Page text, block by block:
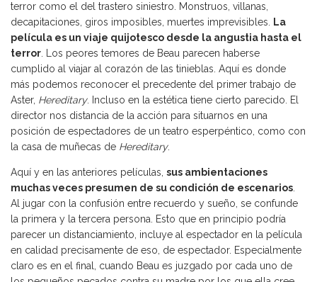
terror como el del trastero siniestro. Monstruos, villanas,
decapitaciones, giros imposibles, muertes imprevisibles.
La
película es un viaje quijotesco desde la angustia hasta el
terror . Los peores temores de Beau parecen haberse
cumplido al viajar al corazón de las tinieblas. Aquí es donde
más podemos reconocer el precedente del primer trabajo de
Aster, Hereditary. Incluso en la estética tiene cierto parecido. El
director nos distancia de la acción para situarnos en una
posición de espectadores de un teatro esperpéntico, como con
la casa de muñecas de Hereditary.
Aquí y en las anteriores películas, sus ambientaciones
muchas veces presumen de su condición de escenarios
Al jugar con la confusión entre recuerdo y sueño, se confunde
la primera y la tercera persona. Esto que en principio podría
parecer un distanciamiento, incluye al espectador en la película
en calidad precisamente de eso, de espectador. Especialmente
claro es en el final, cuando Beau es juzgado por cada uno de